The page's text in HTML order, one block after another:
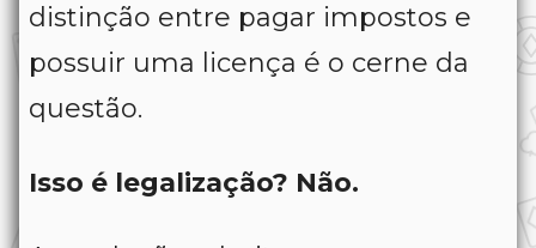
distinção entre pagar impostos e
possuir uma licença é o cerne da
questão.
Isso é legalização? Não.